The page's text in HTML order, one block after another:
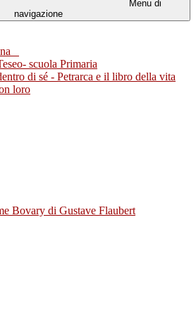
Menu di
navigazione
scuola Primaria
di sé - Petrarca e il libro della vita
loro
Bovary di Gustave Flaubert